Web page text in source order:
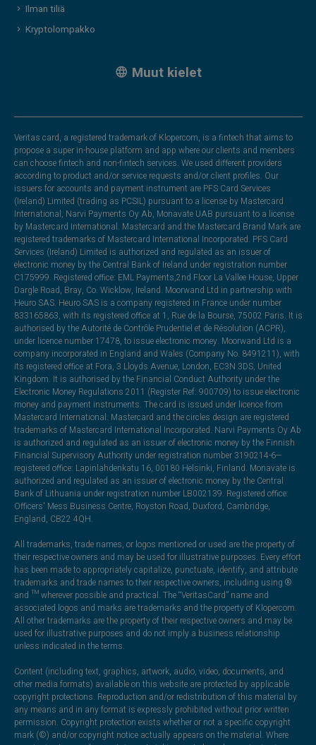
Ilman tiliä
Kryptolompakko
Muut kielet
Veritas card, a registered trademark of Klopercom, is a fintech that aims to
propose a super in-house platform and app where our clients and members
can choose fintech and non-fintech services. We used different providers
according to product and/or service requests and/or client profiles. Our
issuers for accounts and payment instrument are PFS Card Services
(Ireland) Limited (trading as PCSIL) pursuant to a license by Mastercard
International, Narvi Payments Oy Ab, Monavate UAB pursuant to a license
by Mastercard International. Mastercard and the Mastercard Brand Mark are
registered trademarks of Mastercard International Incorporated. PFS Card
Services (Ireland) Limited is authorized and regulated as an issuer of
electronic money by the Central Bank of Ireland under registration number
C175999. Registered office: EML Payments,2nd Floor La Vallee House, Upper
Dargle Road, Bray, Co. Wicklow, Ireland. Moorwand Ltd in partnership with
Heuro SAS. Heuro SAS is a company registered in France under number
833165863, with its registered office at 1, Rue de la Bourse, 75002 Paris. It is
authorised by the Autorité de Contrôle Prudentiel et de Résolution (ACPR),
under licence number 17478, to issue electronic money. Moorwand Ltd is a
company incorporated in England and Wales (Company No. 8491211), with
its registered office at Fora, 3 Lloyds Avenue, London, EC3N 3DS, United
Kingdom. It is authorised by the Financial Conduct Authority under the
Electronic Money Regulations 2011 (Register Ref: 900709) to issue electronic
money and payment instruments. The card is issued under licence from
Mastercard International. Mastercard and the circles design are registered
trademarks of Mastercard International Incorporated. Narvi Payments Oy Ab
is authorized and regulated as an issuer of electronic money by the Finnish
Financial Supervisory Authority under registration number 3190214-6—
registered office: Lapinlahdenkatu 16, 00180 Helsinki, Finland. Monavate is
authorized and regulated as an issuer of electronic money by the Central
Bank of Lithuania under registration number LB002139. Registered office:
Officers' Mess Business Centre, Royston Road, Duxford, Cambridge,
England, CB22 4QH.
All trademarks, trade names, or logos mentioned or used are the property of
their respective owners and may be used for illustrative purposes. Every effort
has been made to appropriately capitalize, punctuate, identify, and attribute
trademarks and trade names to their respective owners, including using ®
and ™ wherever possible and practical. The “VeritasCard” name and
associated logos and marks are trademarks and the property of Klopercom.
All other trademarks are the property of their respective owners and may be
used for illustrative purposes and do not imply a business relationship
unless indicated in the terms.
Content (including text, graphics, artwork, audio, video, documents, and
other media formats) available on this website are protected by applicable
copyright protections. Reproduction and/or redistribution of this material by
any means and in any format is expressly prohibited without prior written
permission. Copyright protection exists whether or not a specific copyright
mark (©) and/or copyright notice actually appears on the material. Where